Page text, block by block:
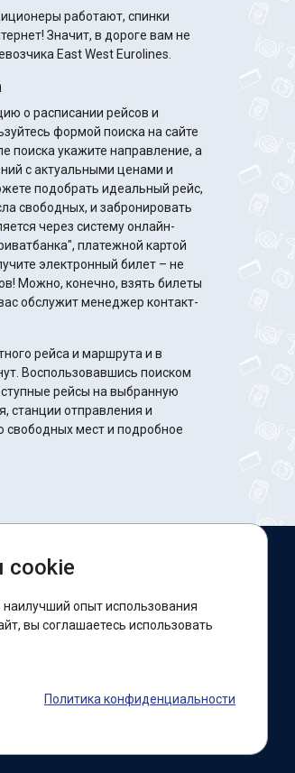
Значит, в дороге вам не
East West Eurolines.
о расписании рейсов и
формой поиска на сайте
поиска укажите направление, а
с актуальными ценами и
свободных, и забронировать
через систему онлайн-
платежной картой
Можно, конечно, взять билеты
обслужит менеджер контакт-
рейса и маршрута и в
рейсы на выбранную
станции отправления и
свободных мест и подробное
опыт использования
вы соглашаетесь использовать
Политика конфиденциальности